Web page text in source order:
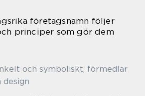
företagsnamn följer
principer som gör dem
och symboliskt, förmedlar
design